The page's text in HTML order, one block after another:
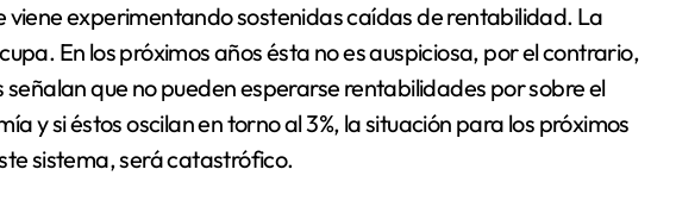
viene experimentando sostenidas caídas de rentabilidad. La
En los próximos años ésta no es auspiciosa, por el contrario,
que no pueden esperarse rentabilidades por sobre el
y si éstos oscilan en torno al 3%, la situación para los próximos
sistema, será catastrófico.